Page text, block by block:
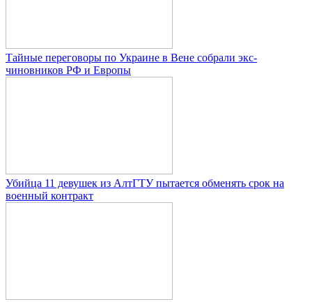
Тайные переговоры по Украине в Вене собрали экс-
чиновников РФ и Европы
Убийца 11 девушек из АлтГТУ пытается обменять срок на
военный контракт